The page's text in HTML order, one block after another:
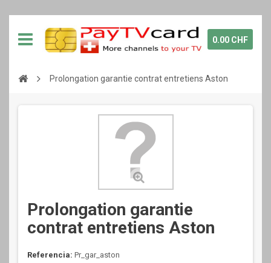
0.00 CHF
Prolongation garantie contrat entretiens Aston
Prolongation garantie
contrat entretiens Aston
Referencia: Pr_gar_aston